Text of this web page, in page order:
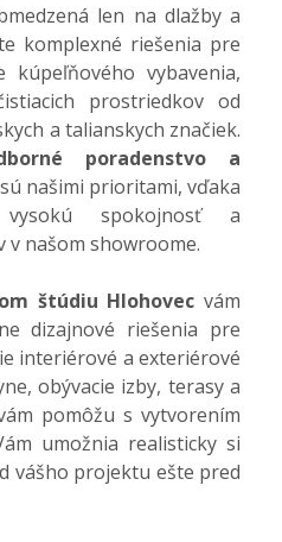
len na dlažby a
komplexné riešenia pre
vybavenia,
prostriedkov od
a talianskych značiek.
poradenstvo a
sú našimi prioritami, vďaka
vysokú spokojnosť a
v našom showroome.
štúdiu Hlohovec vám
dizajnové riešenia pre
interiérové a exteriérové
obývacie izby, terasy a
pomôžu s vytvorením
umožnia realisticky si
vášho projektu ešte pred